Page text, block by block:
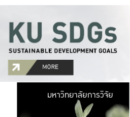
มหาวิ
มีพื้นที่เขียวสดใส
มหาวิทยาลัยการวิจัย